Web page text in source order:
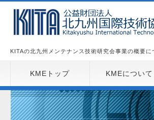
KITAの北九州メンテナンス技術研究会事業の概要に
KMEトップ KMEについて